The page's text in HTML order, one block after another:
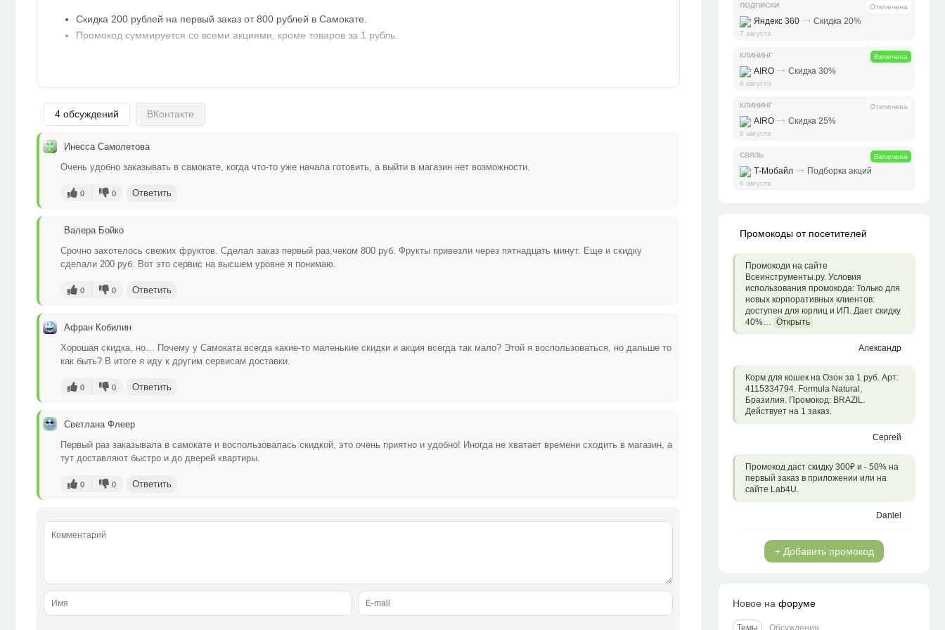
Скидка 200 рублей на первый заказ от 800 рублей в Самокате.
Промокод суммируется со всеми акциями, кроме товаров за 1 рубль.
4 обсуждений ВКонтакте
Инесса Самолетова
Очень удобно заказывать в самокате, когда что-то уже начала готовить, а выйти в магазин нет возможности.
0 0 Ответить
Валера Бойко
Срочно захотелось свежих фруктов. Сделал заказ первый раз,чеком 800 руб. Фрукты привезли через пятнадцать минут. Еще и скидку
сделали 200 руб. Вот это сервис на высшем уровне я понимаю.
0 0 Ответить
Афран Кобилин
Хорошая скидка, но… Почему у Самоката всегда какие-то маленькие скидки и акция всегда так мало? Этой я воспользоваться, но дальше то
как быть? В итоге я иду к другим сервисам доставки.
0 0 Ответить
Светлана Флеер
Первый раз заказывала в самокате и воспользовалась скидкой, это очень приятно и удобно! Иногда не хватает времени сходить в магазин, а
тут доставляют быстро и до дверей квартиры.
0 0 Ответить
ПОДПИСКИ Отключена
Яндекс 360 ⤑ Скидка 20%
7 августа
КЛИНИНГ Включена
AIRO ⤑ Скидка 30%
6 августа
КЛИНИНГ Отключена
AIRO ⤑ Скидка 25%
6 августа
СВЯЗЬ Включена
Т-Мобайл ⤑ Подборка акций
6 августа
Промокоды от посетителей
Промокоди на сайте
Всеинструменты.ру. Условия
использования промокода: Только для
новых корпоративных клиентов:
доступен для юрлиц и ИП. Дает скидку
40%… Открыть
Александр
Корм для кошек на Озон за 1 руб. Арт:
4115334794. Formula Natural,
Бразилия. Промокод: BRAZIL.
Действует на 1 заказ.
Сергей
Промокод даст скидку 300₽ и - 50% на
первый заказ в приложении или на
сайте Lab4U.
Daniel
+ Добавить промокод
Новое на форуме
Темы Обсуждения
Открыть полностью
рублей за одно видел.
Можешь предложить свои промокоды для публикации.